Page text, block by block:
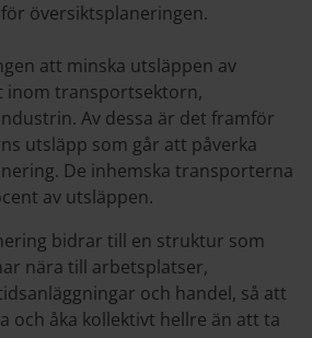
översiktsplaneringen.
att minska utsläppen av
inom transportsektorn,
Av dessa är det framför
utsläpp som går att påverka
De inhemska transporterna
av utsläppen.
bidrar till en struktur som
nära till arbetsplatser,
och handel, så att
och åka kollektivt hellre än att ta